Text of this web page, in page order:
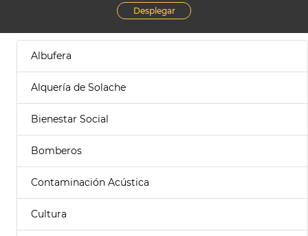
Desplegar
Albufera
Alquería de Solache
Bienestar Social
Bomberos
Contaminación Acústica
Cultura